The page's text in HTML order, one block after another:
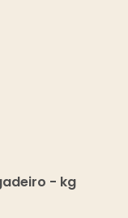
- kg